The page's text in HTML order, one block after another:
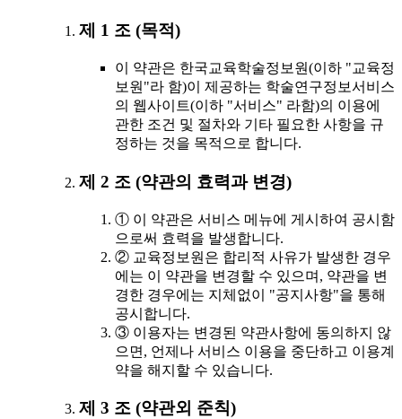
제 1 조 (목적)
이 약관은 한국교육학술정보원(이하 "교육정
보원"라 함)이 제공하는 학술연구정보서비스
의 웹사이트(이하 "서비스" 라함)의 이용에
관한 조건 및 절차와 기타 필요한 사항을 규
정하는 것을 목적으로 합니다.
제 2 조 (약관의 효력과 변경)
① 이 약관은 서비스 메뉴에 게시하여 공시함
으로써 효력을 발생합니다.
② 교육정보원은 합리적 사유가 발생한 경우
에는 이 약관을 변경할 수 있으며, 약관을 변
경한 경우에는 지체없이 "공지사항"을 통해
공시합니다.
③ 이용자는 변경된 약관사항에 동의하지 않
으면, 언제나 서비스 이용을 중단하고 이용계
약을 해지할 수 있습니다.
제 3 조 (약관외 준칙)